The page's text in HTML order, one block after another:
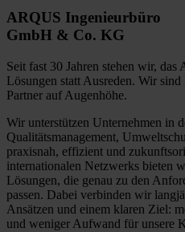
ARQUS Ingenieurbüro
GmbH & Co. KG
Seit fast 30 Jahren stehen wir,
Lösungen statt Ausreden. Wir
Partner auf Augenhöhe.
Wir unterstützen Unternehmen in
Qualitätsmanagement,
praxisnah, effizient und
internationalen Netzwerks bieten
Lösungen, die genau zu den
passen. Dabei verbinden wir
Ansätzen und einem klaren Ziel:
und weniger Aufwand für unsere